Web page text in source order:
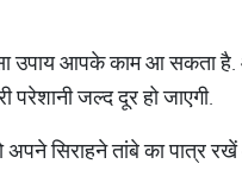
उपाय आपके काम आ सकता
जल्द दूर हो जाएगी.
अपने सिराहने तांबे का